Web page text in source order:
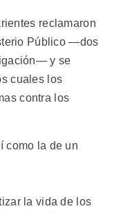
reclamaron
Público —dos
y se
cuales los
contra los
como la de un
la vida de los